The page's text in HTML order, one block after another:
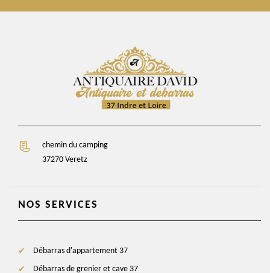
chemin du camping
37270 Veretz
NOS SERVICES
Débarras d'appartement 37
Débarras de grenier et cave 37